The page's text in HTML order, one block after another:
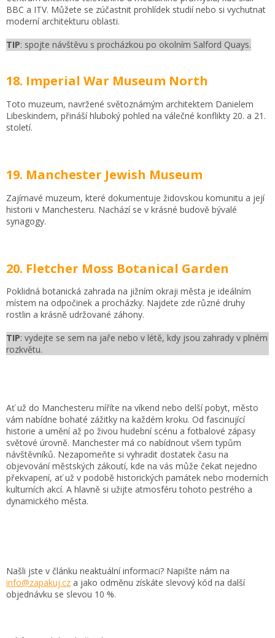
BBC a ITV. Můžete se zúčastnit prohlídek studií nebo si vychutnat
moderní architekturu oblasti.
TIP: spojte návštěvu s procházkou po okolním Salford Quays.
18. Imperial War Museum North
Toto muzeum, navržené světoznámým architektem Danielem
Libeskindem, přináší hluboký pohled na válečné konflikty 20. a 21.
století.
19. Manchester Jewish Museum
Zajímavé muzeum, které dokumentuje židovskou komunitu a její
historii v Manchesteru. Nachází se v krásné budově bývalé
synagogy.
20. Fletcher Moss Botanical Garden
Poklidná botanická zahrada na jižním okraji města je ideálním
místem na odpočinek a procházky. Najdete zde různé druhy
rostlin a krásně udržované záhony.
TIP: vydejte se sem na jaře nebo v létě, kdy jsou zahrady v plném
rozkvětu.
Ať už do Manchesteru míříte na víkend nebo delší pobyt, město
vám nabídne bohaté zážitky na každém kroku. Od fascinující
historie a umění až po živou hudební scénu a fotbalové zápasy
světové úrovně. Manchester má co nabídnout všem typům
návštěvníků. Nezapomeňte si vyhradit dostatek času na
objevování městských zákoutí, kde na vás může čekat nejedno
překvapení, ať už v podobě historických památek nebo moderních
kulturních akcí. A hlavně si užijte atmosféru tohoto pestrého a
dynamického města.
Našli jste v článku neaktuální informaci? Napište nám na
info@zapakuj.cz a jako odměnu získáte slevový kód na další
objednávku se slevou 10 %.